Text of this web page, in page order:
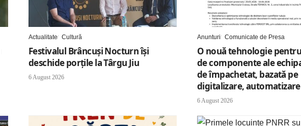
Actualitate Cultură
Festivalul Brâncuși Nocturn își
deschide porțile la Târgu Jiu
6 August 2026
Anunturi Comunicate de Presa
O nouă tehnologie
de componente ale
de împachetat, bazată pe
digitalizare, automatizare
6 August 2026